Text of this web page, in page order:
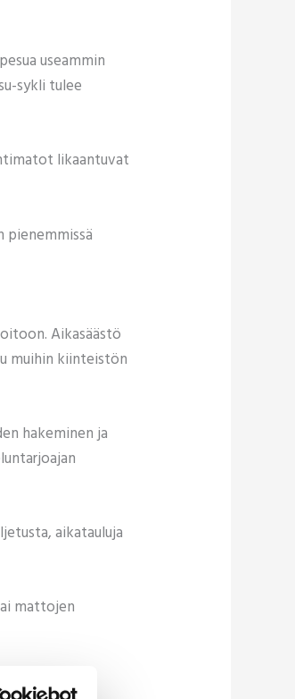
useammin
sykli tulee
likaantuvat
Aikasäästö
muihin kiinteistön
hakeminen ja
aikatauluja
mattojen